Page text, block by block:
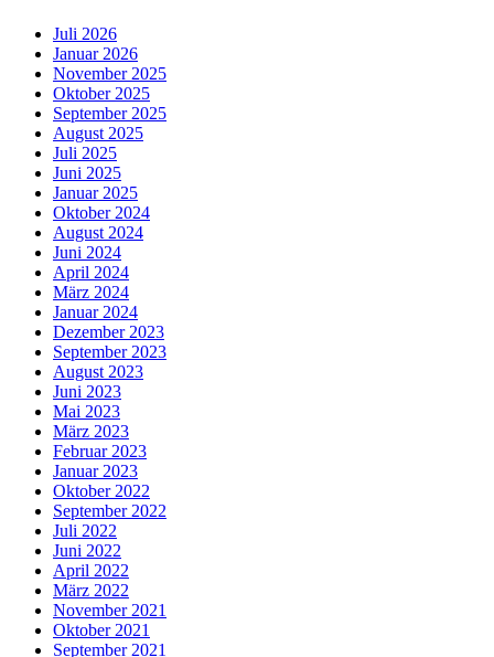
Juli 2026
Januar 2026
November 2025
Oktober 2025
September 2025
August 2025
Juli 2025
Juni 2025
Januar 2025
Oktober 2024
August 2024
Juni 2024
April 2024
März 2024
Januar 2024
Dezember 2023
September 2023
August 2023
Juni 2023
Mai 2023
März 2023
Februar 2023
Januar 2023
Oktober 2022
September 2022
Juli 2022
Juni 2022
April 2022
März 2022
November 2021
Oktober 2021
September 2021